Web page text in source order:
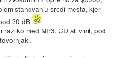
stanovanju sredi mesta, kjer
30 dB
med MP3, CD ali vinil, pod